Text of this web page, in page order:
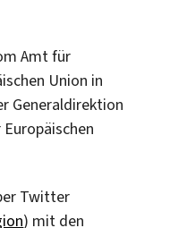
Amt für
Union in
Generaldirektion
Twitter
) mit den